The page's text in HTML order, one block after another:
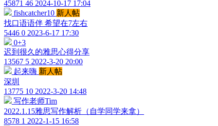
45871 46 2024-10-17 17:04
fishcatcher10 新人帖
找口语语伴 希望在7左右
5446 0 2023-6-17 17:30
0+3
迟到很久的雅思心得分享
13567 5 2022-3-20 20:00
起来嗨 新人帖
深圳
13775 10 2022-3-20 14:48
写作老师Tim
2022.1.15雅思写作解析（自学同学来拿）
8578 1 2022-1-15 16:58